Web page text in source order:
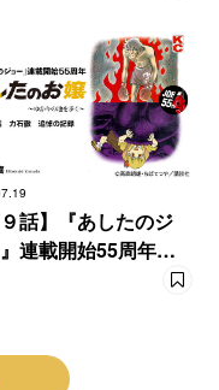
９話】『あしたのジ
』連載開始55周年
『あしたのお嬢 〜